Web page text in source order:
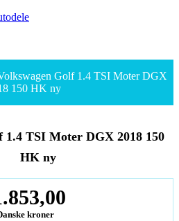
Golf 1.4 TSI Moter DGX
150 HK ny
1.4 TSI Moter DGX 2018 150
HK ny
kroner